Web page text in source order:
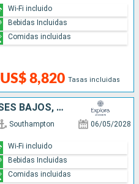
US$ 8,820 Tasas incluidas
Wi-Fi incluido
Bebidas Incluidas
Comidas incluidas
REINO UNIDO, BÉLGICA, PAISES BAJOS, ALEMANIA, DINAMARCA
Southampton 06/05/2028
Wi-Fi incluido
Bebidas Incluidas
Comidas incluidas